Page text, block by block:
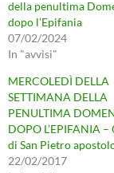
della penultima
dopo l’Epifania
07/02/2024
In "avvisi"
MERCOLEDÌ DELLA
SETTIMANA DELLA
PENULTIMA
DOPO L’EPIFANIA
di San Pietro
22/02/2017